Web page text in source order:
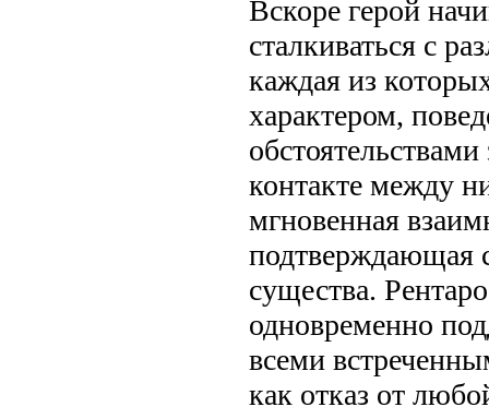
Вскоре герой
сталкиваться с
каждая из
характером,
контакте между
мгновенная
подтверждающая
существа.
одновременно
всеми
как отказ от